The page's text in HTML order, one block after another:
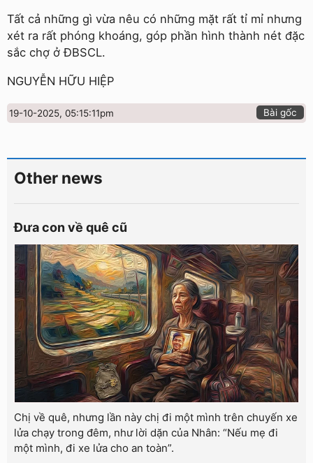
Tất cả những gì vừa nêu có những mặt rất tỉ mỉ nhưng
xét ra rất phóng khoáng, góp phần hình thành nét đặc
sắc chợ ở ĐBSCL.
NGUYỄN HỮU HIỆP
19-10-2025, 05:15:11pm Bài gốc
Other news
Đưa con về quê cũ
Chị về quê, nhưng lần này chị đi một mình trên chuyến xe
lửa chạy trong đêm, như lời dặn của Nhân: “Nếu mẹ đi
một mình, đi xe lửa cho an toàn”.